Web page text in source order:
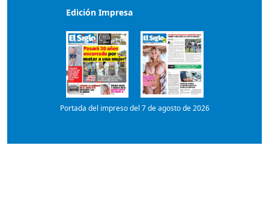
Portada del impreso del 7 de agosto de 2026